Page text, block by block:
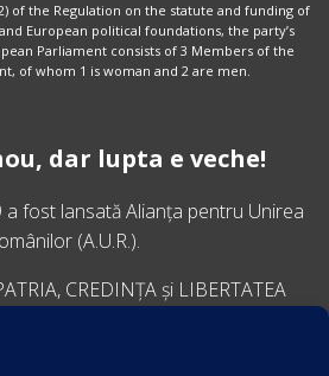
of the Regulation on the statute and funding of
European political foundations, the party’s
Parliament consists of 3 Members of the
of whom 1 is woman and 2 are men.
dar lupta e veche!
a fost lansatăAlianța pentru Unirea
(A.U.R.).
CREDINȚA și LIBERTATEA